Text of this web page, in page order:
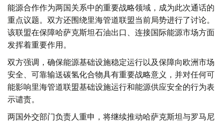
能源合作作为两国关系中的重要战略领域，成为此次通话的
重点议题。双方还围绕里海管道联盟当前局势进行了讨论。
该联盟在保障哈萨克斯坦石油出口、连接国际能源市场方面
发挥着重要作用。
双方强调，确保能源基础设施稳定运行以及保障向欧洲市场
安全、可靠输送碳氢化合物具有重要战略意义，并对任何可
能影响里海管道联盟基础设施运行和能源供应安全的行为表
示谴责。
两国外交部门负责人重申，将继续推动哈萨克斯坦与罗马尼